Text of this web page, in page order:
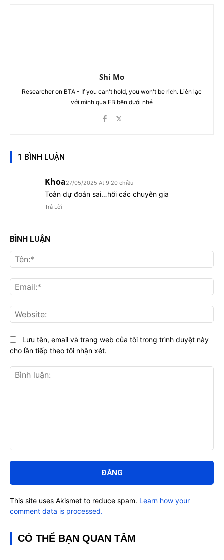
Shi Mo
Researcher on BTA - If you can't hold, you won't be rich. Liên lạc
với mình qua FB bên dưới nhé
1 BÌNH LUẬN
Khoa27/05/2025 At 9:20 chiều
Toàn dự đoán sai…hỡi các chuyên gia
Trả Lời
BÌNH LUẬN
Lưu tên, email và trang web của tôi trong trình duyệt này
cho lần tiếp theo tôi nhận xét.
This site uses Akismet to reduce spam. Learn how your
comment data is processed.
CÓ THỂ BẠN QUAN TÂM